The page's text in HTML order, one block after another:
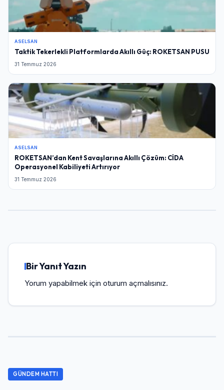
ASELSAN
Taktik Tekerlekli Platformlarda Akıllı Güç: ROKETSAN PUSU
31 Temmuz 2026
ASELSAN
ROKETSAN’dan Kent Savaşlarına Akıllı Çözüm: CİDA
Operasyonel Kabiliyeti Artırıyor
31 Temmuz 2026
Bir Yanıt Yazın
Yorum yapabilmek için oturum açmalısınız.
GÜNDEM HATTI